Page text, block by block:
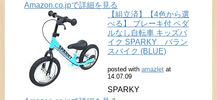
Amazon.co.jpで詳細を見る
【組立済】【4色から選
べる】 ブレーキ付 ペダ
ルなし自転車 キッズバ
イク SPARKY バラン
スバイク (BLUE)
posted with amazlet at
14.07.09
SPARKY